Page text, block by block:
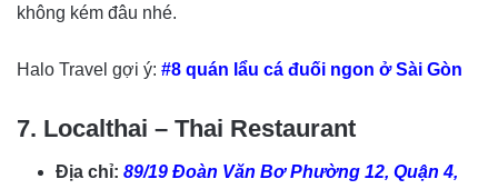
không kém đâu nhé.
Halo Travel gợi ý: #8 quán lẩu cá đuối ngon ở Sài Gòn
7. Localthai – Thai Restaurant
Địa chỉ: 89/19 Đoàn Văn Bơ Phường 12, Quận 4,